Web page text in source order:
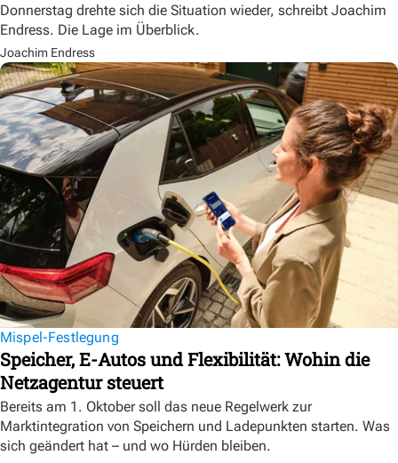
Donnerstag drehte sich die Situation wieder, schreibt Joachim
Endress. Die Lage im Überblick.
Joachim Endress
Mispel-Festlegung
Speicher, E-Autos und Flexibilität: Wohin die
Netzagentur steuert
Bereits am 1. Oktober soll das neue Regelwerk zur
Marktintegration von Speichern und Ladepunkten starten. Was
sich geändert hat – und wo Hürden bleiben.